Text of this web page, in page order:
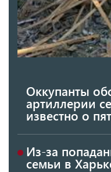
Оккупанты
артиллерии
известно о
Из-за
семьи в